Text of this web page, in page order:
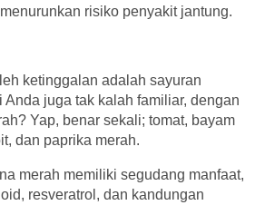
risiko penyakit jantung.
ketinggalan adalah sayuran
Anda juga tak kalah familiar, dengan
Yap, benar sekali; tomat, bayam
dan paprika merah.
merah memiliki segudang manfaat,
resveratrol, dan kandungan